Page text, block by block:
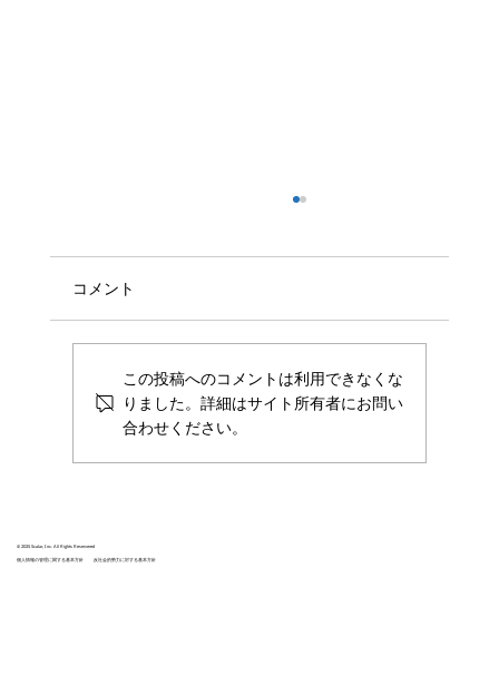
by ENS」受付システムに採用されました
株式会社Scalar(東京都新宿区、代表取締役CEO
兼COO：深津航、代表取締役CEO兼 CTO山田浩
之、以下「Scalar社」)は、Scalar社が独自の分
散型台帳技術を基に開発したデータベースソフ
トウェアであるScalarDLTを、株式会社イーネ
ットワークシステムズ（本...
コメント
この投稿へのコメントは利用できなくな
りました。詳細はサイト所有者にお問い
合わせください。
© 2025 Scalar, Inc. All Rights Reservered
個人情報の管理に関する基本方針 反社会的勢力に対する基本方針